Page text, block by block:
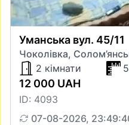
Уманська вул. 45/11
Чоколівка,
2 кімнати
12 000 UAH
ID: 4093
07-08-2026,